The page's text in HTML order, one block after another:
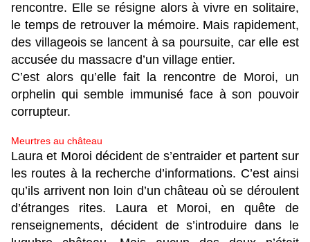
rencontre. Elle se résigne alors à vivre en solitaire,
le temps de retrouver la mémoire. Mais rapidement,
des villageois se lancent à sa poursuite, car elle est
accusée du massacre d’un village entier.
C’est alors qu’elle fait la rencontre de Moroi, un
orphelin qui semble immunisé face à son pouvoir
corrupteur.
Meurtres au château
Laura et Moroi décident de s’entraider et partent sur
les routes à la recherche d’informations. C’est ainsi
qu’ils arrivent non loin d’un château où se déroulent
d’étranges rites. Laura et Moroi, en quête de
renseignements, décident de s’introduire dans le